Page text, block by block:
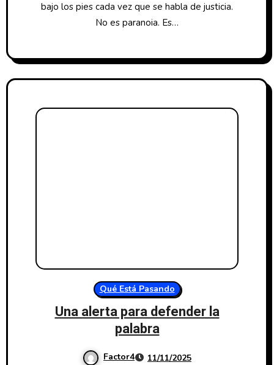
bajo los pies cada vez que se habla de justicia.
No es paranoia. Es…
Qué Está Pasando
Una alerta para defender la
palabra
Factor4 11/11/2025